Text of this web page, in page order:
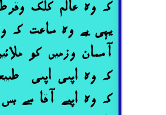
کہ وہ عالم کلک
یہی ہے وہ ساعت کہ
آسمان وزمیں کو
کہ وہ اپنی اپنی
کہ وہ اپنے آقا سے